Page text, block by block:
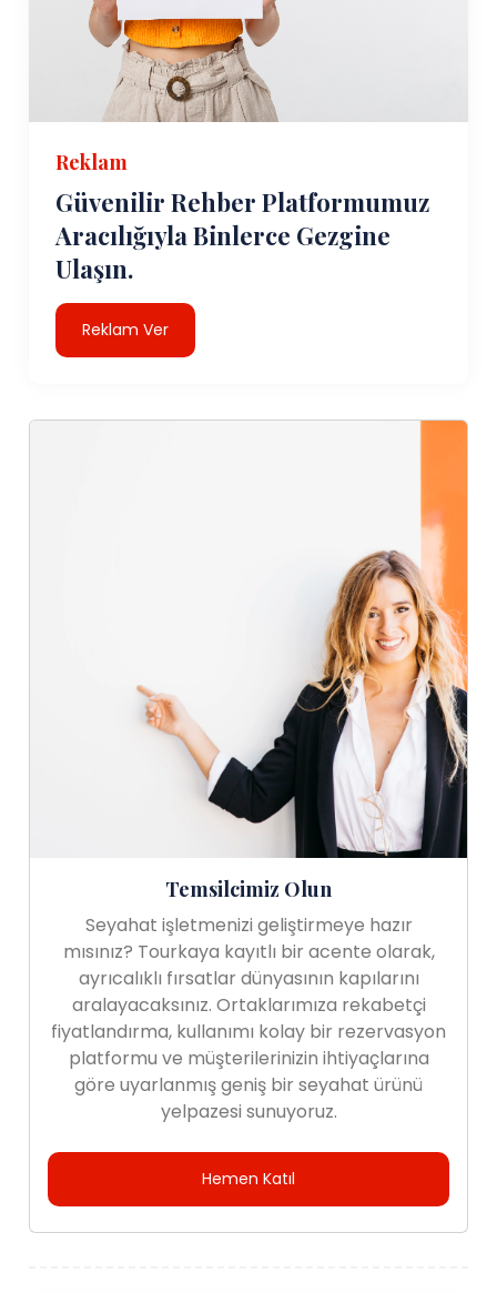
Reklam
Güvenilir Rehber Platformumuz
Aracılığıyla Binlerce Gezgine
Ulaşın.
Reklam Ver
Temsilcimiz Olun
Seyahat işletmenizi geliştirmeye hazır
mısınız? Tourkaya kayıtlı bir acente olarak,
ayrıcalıklı fırsatlar dünyasının kapılarını
aralayacaksınız. Ortaklarımıza rekabetçi
fiyatlandırma, kullanımı kolay bir rezervasyon
platformu ve müşterilerinizin ihtiyaçlarına
göre uyarlanmış geniş bir seyahat ürünü
yelpazesi sunuyoruz.
Hemen Katıl